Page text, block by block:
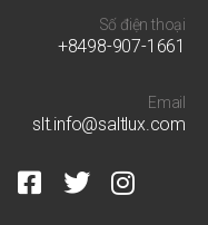
Số điện thoại
+8498-907-1661
Email
slt.info@saltlux.com